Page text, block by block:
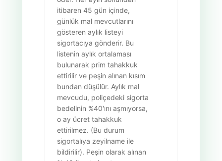
itibaren 45 gün içinde,
günlük mal mevcutlarını
gösteren aylık listeyi
sigortacıya gönderir. Bu
listenin aylık ortalaması
bulunarak prim tahakkuk
ettirilir ve peşin alınan kısım
bundan düşülür. Aylık mal
mevcudu, poliçedeki sigorta
bedelinin %40′ını aşmıyorsa,
o ay ücret tahakkuk
ettirilmez. (Bu durum
sigortalıya zeyilname ile
bildirilir). Peşin olarak alınan